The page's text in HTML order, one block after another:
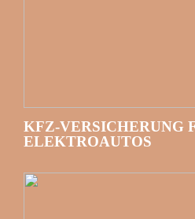
KFZ-VERSICHERUNG
ELEKTROAUTOS